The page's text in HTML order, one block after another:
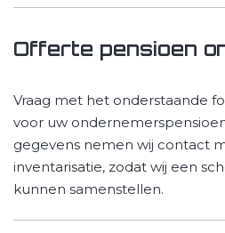
Offerte pensioen
Vraag met het onderstaande
voor uw
gegevens nemen wij contact
inventarisatie, zodat wij een
kunnen samenstellen.